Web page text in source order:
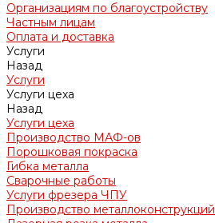
Организациям по благоустройству
Частным лицам
Оплата и доставка
Услуги
Назад
Услуги
Услуги цеха
Назад
Услуги цеха
Производство МАФ-ов
Порошковая покраска
Гибка металла
Сварочные работы
Услуги фрезера ЧПУ
Производство металлоконструкций